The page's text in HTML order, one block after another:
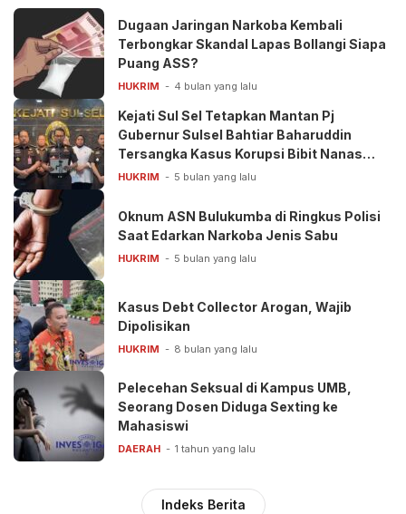
Dugaan Jaringan Narkoba Kembali
Terbongkar Skandal Lapas Bollangi Siapa
Puang ASS?
HUKRIM 4 bulan yang lalu
Kejati Sul Sel Tetapkan Mantan Pj
Gubernur Sulsel Bahtiar Baharuddin
Tersangka Kasus Korupsi Bibit Nanas
Rp50 Miliar
HUKRIM 5 bulan yang lalu
Oknum ASN Bulukumba di Ringkus Polisi
Saat Edarkan Narkoba Jenis Sabu
HUKRIM 5 bulan yang lalu
Kasus Debt Collector Arogan, Wajib
Dipolisikan
HUKRIM 8 bulan yang lalu
Pelecehan Seksual di Kampus UMB,
Seorang Dosen Diduga Sexting ke
Mahasiswi
DAERAH 1 tahun yang lalu
Indeks Berita